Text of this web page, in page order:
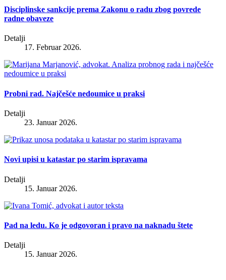
Disciplinske sankcije prema Zakonu o radu zbog povrede
radne obaveze
Detalji
17. Februar 2026.
Probni rad. Najčešće nedoumice u praksi
Detalji
23. Januar 2026.
Novi upisi u katastar po starim ispravama
Detalji
15. Januar 2026.
Pad na ledu. Ko je odgovoran i pravo na naknadu štete
Detalji
15. Januar 2026.